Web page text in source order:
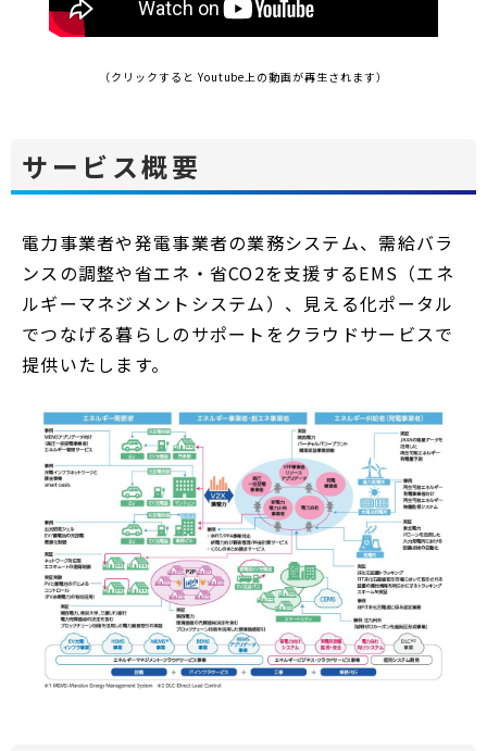
（クリックすると Youtube上の動画が再生されます）
サービス概要
電力事業者や発電事業者の業務システム、需給バラ
ンスの調整や省エネ・省CO2を支援するEMS（エネ
ルギーマネジメントシステム）、見える化ポータル
でつなげる暮らしのサポートをクラウドサービスで
提供いたします。